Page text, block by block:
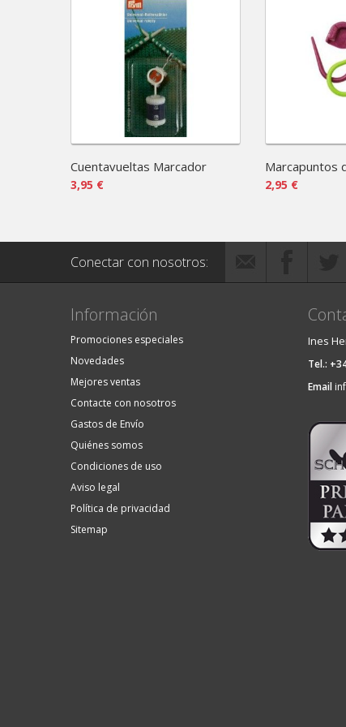
Cuentavueltas Marcador
3,95 €
Marcapuntos
2,95 €
Conectar con nosotros:
Información
Promociones especiales
Novedades
Mejores ventas
Contacte con nosotros
Gastos de Envío
Quiénes somos
Condiciones de uso
Aviso legal
Política de privacidad
Sitemap
Ines
Tel.:
Email